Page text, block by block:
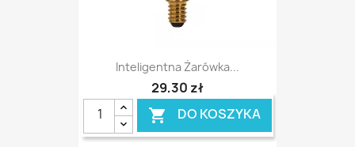
Inteligentna Żarówka...
29,30 zł
 DO KOSZYKA